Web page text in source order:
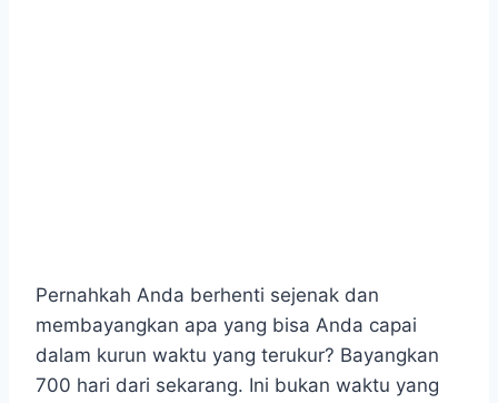
Pernahkah Anda berhenti sejenak dan
membayangkan apa yang bisa Anda capai
dalam kurun waktu yang terukur? Bayangkan
700 hari dari sekarang. Ini bukan waktu yang